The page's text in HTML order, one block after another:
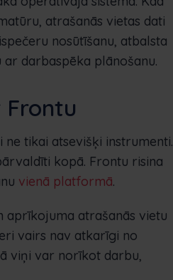
atrašanās vietas dati
nosūtīšanu, atbalsta
darbaspēka plānošanu.
tikai atsevišķi instrumenti.
kopā. Frontu risina
vienā platformā.
aprīkojuma atrašanās vietu
vairs nav atkarīgi no
viņi var norīkot darbu,